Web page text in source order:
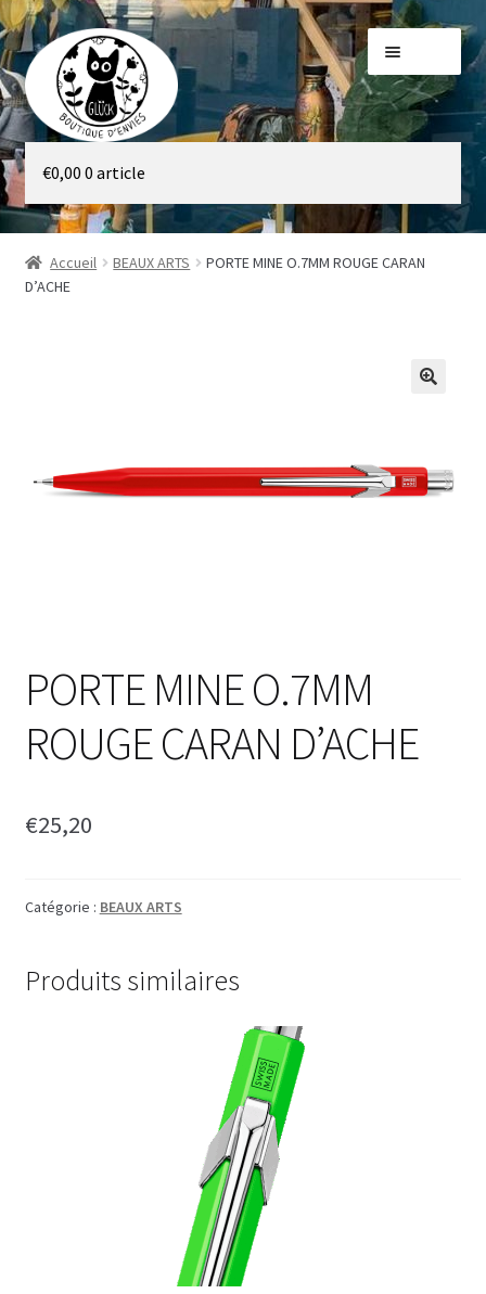
Aller
à
la
navigation
Aller
au
contenu
Galerie
Boutique
€0,00 0 article
Accueil BEAUX ARTS
PORTE MINE O.7MM ROUGE CARAN
D’ACHE
PORTE MINE O.7MM
ROUGE CARAN D’ACHE
€25,20
Catégorie : BEAUX ARTS
Produits similaires